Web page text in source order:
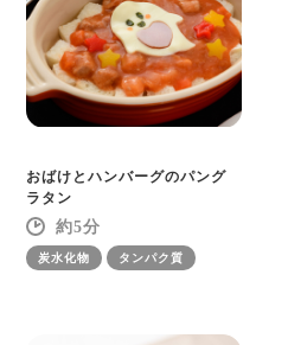
おばけとハンバーグのパング
ラタン
5
炭水化物 タンパク質